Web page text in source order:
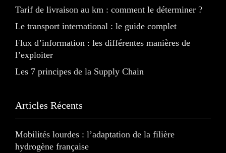
Tarif de livraison au km : comment le déterminer ?
Le transport international : le guide complet
Flux d’information : les différentes manières de
l’exploiter
Les 7 principes de la Supply Chain
Articles Récents
Mobilités lourdes : l’adaptation de la filière
hydrogène française